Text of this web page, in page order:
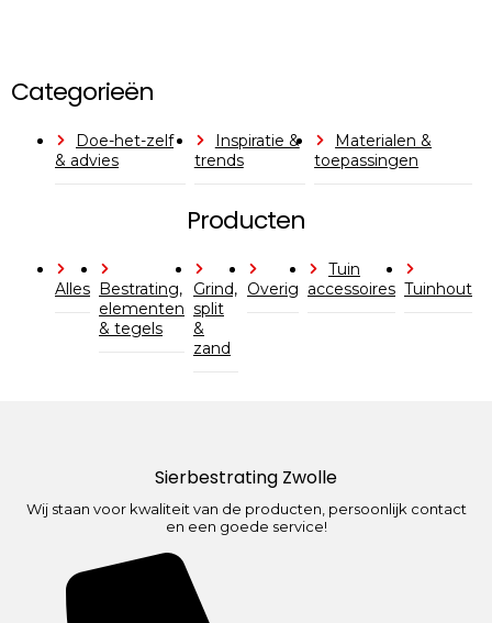
Categorieën
Doe-het-zelf
& advies
Inspiratie &
trends
Materialen &
toepassingen
Producten
Alles Bestrating,
elementen
& tegels
Grind,
split
&
zand
Overig
Tuin
accessoires Tuinhout
Sierbestrating Zwolle
Wij staan voor kwaliteit van de producten, persoonlijk contact
en een goede service!